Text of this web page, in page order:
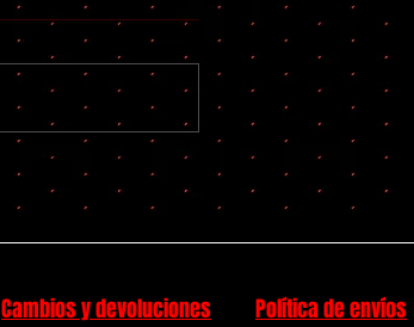
Cambios y devoluciones Política de envíos